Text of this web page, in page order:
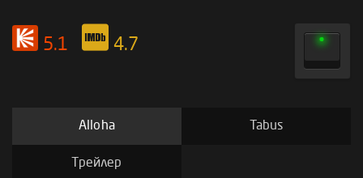
5.1 4.7
Alloha Tabus
Трейлер